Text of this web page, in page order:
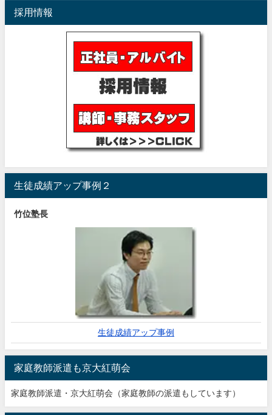
採用情報
生徒成績アップ事例２
竹位塾長
生徒成績アップ事例
家庭教師派遣も京大紅萌会
家庭教師派遣・京大紅萌会（家庭教師の派遣もしています）